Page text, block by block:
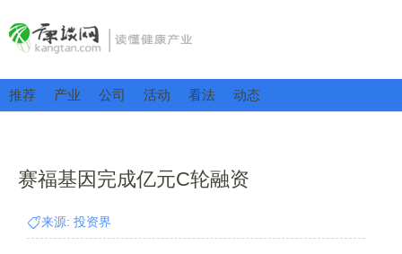
推荐 产业 公司 活动 看法 动态
赛福基因完成亿元C轮融资
来源: 投资界